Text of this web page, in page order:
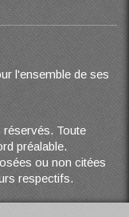
l'ensemble de ses
Toute
préalable.
ou non citées
respectifs.